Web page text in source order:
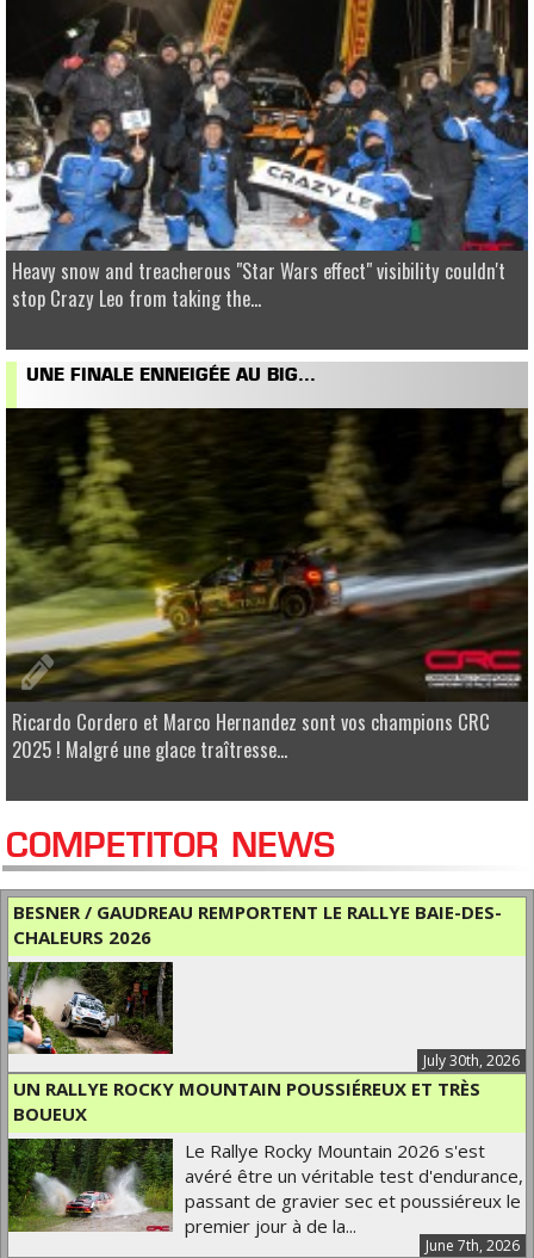
Heavy snow and treacherous "Star Wars effect" visibility couldn't
stop Crazy Leo from taking the...
UNE FINALE ENNEIGÉE AU BIG...
Ricardo Cordero et Marco Hernandez sont vos champions CRC
2025 ! Malgré une glace traîtresse...
COMPETITOR NEWS
BESNER / GAUDREAU REMPORTENT LE RALLYE BAIE-DES-
CHALEURS 2026
July 30th, 2026
UN RALLYE ROCKY MOUNTAIN POUSSIÉREUX ET TRÈS
BOUEUX
June 7th, 2026
Le Rallye Rocky Mountain 2026 s'est
avéré être un véritable test d'endurance,
passant de gravier sec et poussiéreux le
premier jour à de la...